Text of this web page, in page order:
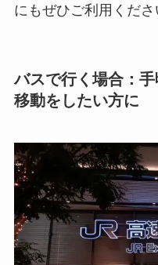
にもぜひご利用くださ
バスで行く場合：
移動をしたい方に